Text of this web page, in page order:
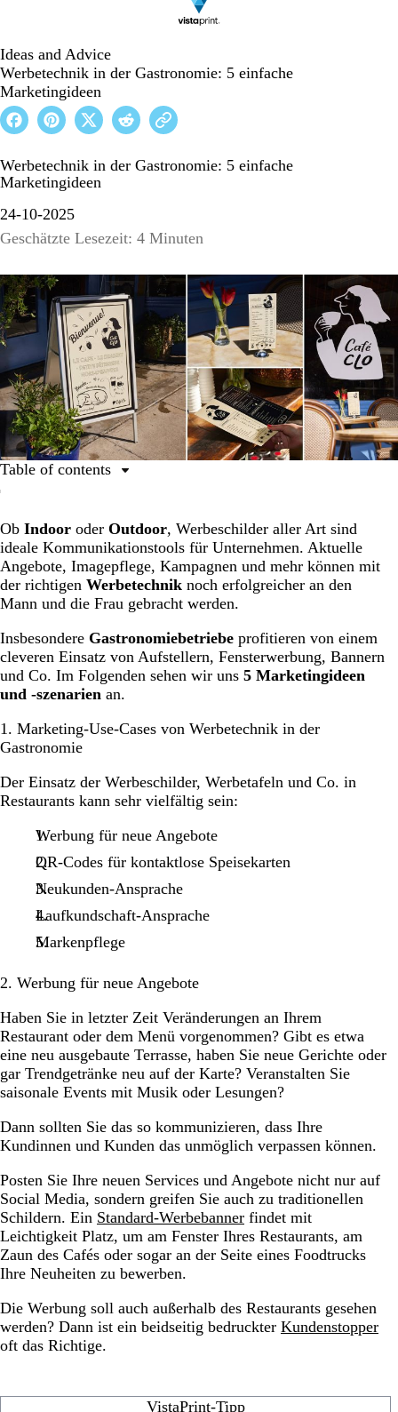
Ideas and Advice
Werbetechnik in der Gastronomie: 5 einfache
Marketingideen
Werbetechnik in der Gastronomie: 5 einfache
Marketingideen
24-10-2025
Geschätzte Lesezeit: 4 Minuten
Ob Indoor oder Outdoor, Werbeschilder aller Art sind
ideale Kommunikationstools für Unternehmen. Aktuelle
Angebote, Imagepflege, Kampagnen und mehr können mit
der richtigen Werbetechnik noch erfolgreicher an den
Mann und die Frau gebracht werden.
Insbesondere Gastronomiebetriebe profitieren von einem
cleveren Einsatz von Aufstellern, Fensterwerbung, Bannern
und Co. Im Folgenden sehen wir uns 5 Marketingideen
und -szenarien an.
1. Marketing-Use-Cases von Werbetechnik in der
Gastronomie
Der Einsatz der Werbeschilder, Werbetafeln und Co. in
Restaurants kann sehr vielfältig sein:
Werbung für neue Angebote
QR-Codes für kontaktlose Speisekarten
Neukunden-Ansprache
Laufkundschaft-Ansprache
Markenpflege
2. Werbung für neue Angebote
Haben Sie in letzter Zeit Veränderungen an Ihrem
Restaurant oder dem Menü vorgenommen? Gibt es etwa
eine neu ausgebaute Terrasse, haben Sie neue Gerichte oder
gar Trendgetränke neu auf der Karte? Veranstalten Sie
saisonale Events mit Musik oder Lesungen?
Dann sollten Sie das so kommunizieren, dass Ihre
Kundinnen und Kunden das unmöglich verpassen können.
Posten Sie Ihre neuen Services und Angebote nicht nur auf
Social Media, sondern greifen Sie auch zu traditionellen
Schildern. Ein Standard-Werbebanner findet mit
Leichtigkeit Platz, um am Fenster Ihres Restaurants, am
Zaun des Cafés oder sogar an der Seite eines Foodtrucks
Ihre Neuheiten zu bewerben.
Die Werbung soll auch außerhalb des Restaurants gesehen
werden? Dann ist ein beidseitig bedruckter Kundenstopper
oft das Richtige.
VistaPrint-Tipp
Table of contents
Gastronomie
Werbung für neue Angebote
QR-Codes für kontaktlose Speisekarten
Neukunden-Ansprache
Laufkundschaft-Ansprache
Markenpflege